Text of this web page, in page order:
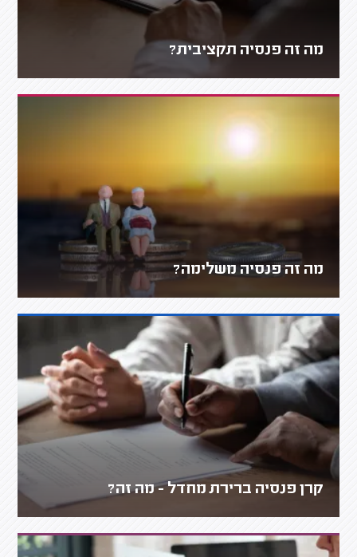
מה זה פנסיה תקציבית?
מה זה פנסיה משלימה?
קרן פנסיה ברירת מחדל - מה זה?